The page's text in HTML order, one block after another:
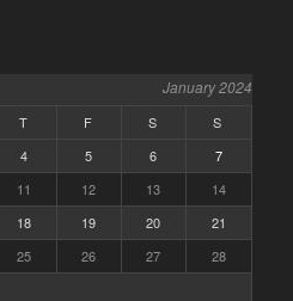
January 2024
T F S
S
4 5 6
7
11 12 13
14
18 19 20
21
25 26 27
28